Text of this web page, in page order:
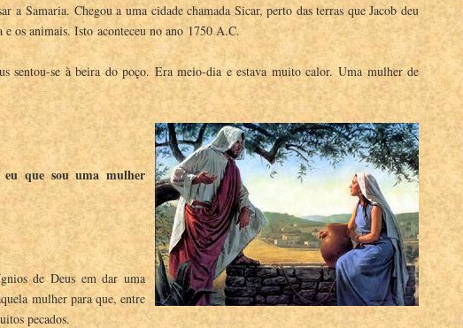
a Samaria. Chegou a uma cidade chamada Sicar, perto das terras que Jacob deu
os animais. Isto aconteceu no ano 1750 A.C.
sentou-se à beira do poço. Era meio-dia e estava muito calor. Uma mulher de
eu que sou uma mulher
de Deus em dar uma
mulher para que, entre
pecados.